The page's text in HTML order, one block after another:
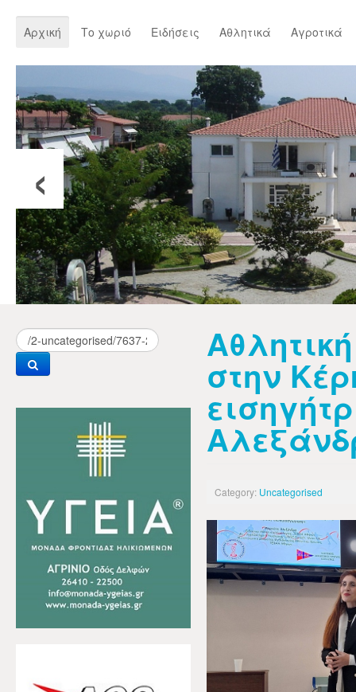
Αρχική Το χωριό Ειδήσεις Αθλητικά Αγροτικά
‹
στην
Category: Uncategorised